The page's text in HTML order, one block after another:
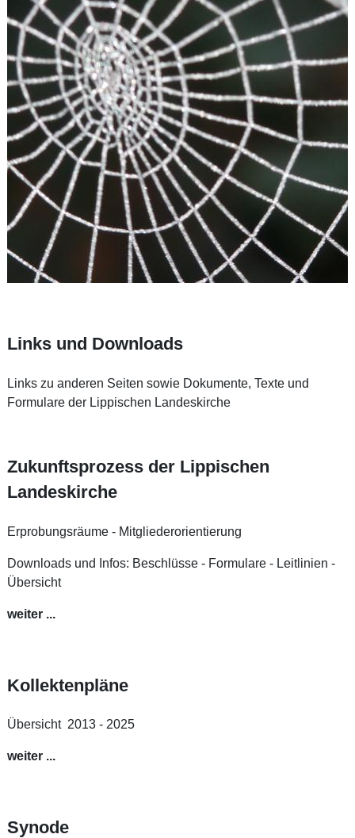
Links und Downloads
Links zu anderen Seiten sowie Dokumente, Texte und
Formulare der Lippischen Landeskirche
Zukunftsprozess der Lippischen
Landeskirche
Erprobungsräume - Mitgliederorientierung
Downloads und Infos: Beschlüsse - Formulare - Leitlinien -
Übersicht
weiter ...
Kollektenpläne
Übersicht 2013 - 2025
weiter ...
Synode